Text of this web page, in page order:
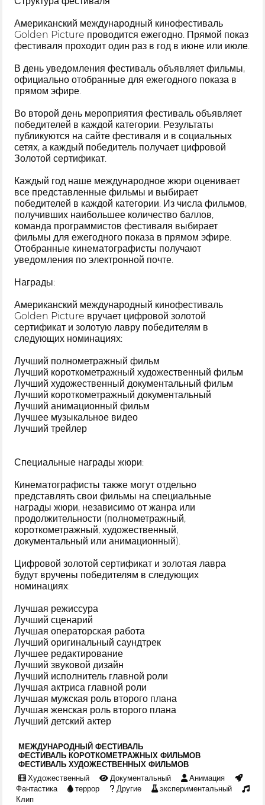
Американский международный кинофестиваль
Golden Picture проводится ежегодно. Прямой показ
фестиваля проходит один раз в год в июне или июле.
В день уведомления фестиваль объявляет фильмы,
официально отобранные для ежегодного показа в
прямом эфире.
Во второй день мероприятия фестиваль объявляет
победителей в каждой категории. Результаты
публикуются на сайте фестиваля и в социальных
сетях, а каждый победитель получает цифровой
Золотой сертификат.
Каждый год наше международное жюри оценивает
все представленные фильмы и выбирает
победителей в каждой категории. Из числа фильмов,
получивших наибольшее количество баллов,
команда программистов фестиваля выбирает
фильмы для ежегодного показа в прямом эфире.
Отобранные кинематографисты получают
уведомления по электронной почте.
Награды:
Американский международный кинофестиваль
Golden Picture вручает цифровой золотой
сертификат и золотую лавру победителям в
следующих номинациях:
Лучший полнометражный фильм
Лучший короткометражный художественный фильм
Лучший художественный документальный фильм
Лучший короткометражный документальный
Лучший анимационный фильм
Лучшее музыкальное видео
Лучший трейлер
Специальные награды жюри:
Кинематографисты также могут отдельно
представлять свои фильмы на специальные
награды жюри, независимо от жанра или
продолжительности (полнометражный,
короткометражный, художественный,
документальный или анимационный).
Цифровой золотой сертификат и золотая лавра
будут вручены победителям в следующих
номинациях:
Лучшая режиссура
Лучший сценарий
Лучшая операторская работа
Лучший оригинальный саундтрек
Лучшее редактирование
Лучший звуковой дизайн
Лучший исполнитель главной роли
Лучшая актриса главной роли
Лучшая мужская роль второго плана
Лучшая женская роль второго плана
Лучший детский актер
МЕЖДУНАРОДНЫЙ ФЕСТИВАЛЬ
ФЕСТИВАЛЬ КОРОТКОМЕТРАЖНЫХ ФИЛЬМОВ
ФЕСТИВАЛЬ ХУДОЖЕСТВЕННЫХ ФИЛЬМОВ
Художественный Документальный
Анимация
Фантастика
террор Другие
экспериментальный
Клип